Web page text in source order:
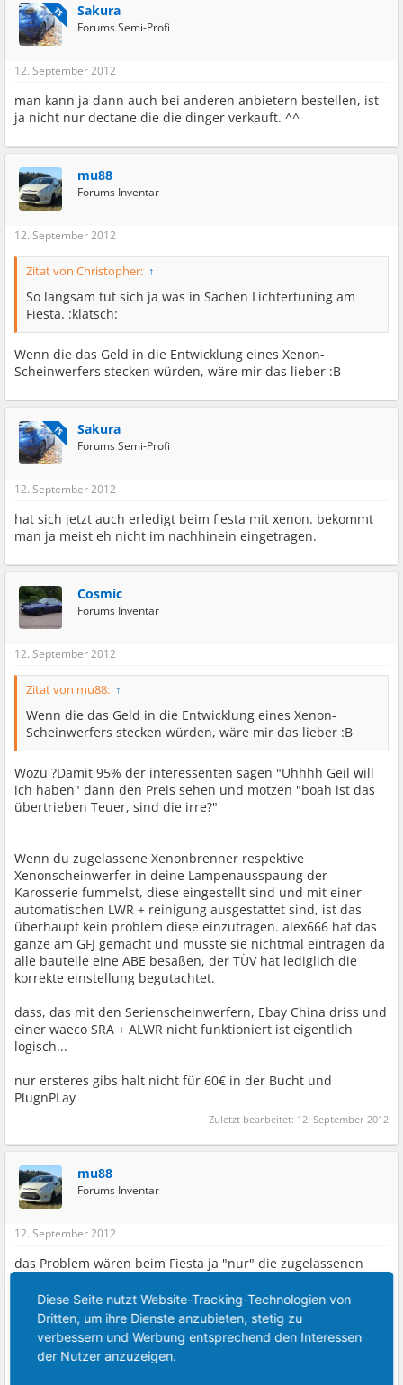
TS Sakura
Forums Semi-Profi
12. September 2012
man kann ja dann auch bei anderen anbietern bestellen, ist
ja nicht nur dectane die die dinger verkauft. ^^
mu88
Forums Inventar
12. September 2012
Zitat von Christopher: ↑
So langsam tut sich ja was in Sachen Lichtertuning am
Fiesta. :klatsch:
Wenn die das Geld in die Entwicklung eines Xenon-
Scheinwerfers stecken würden, wäre mir das lieber :B
TS Sakura
Forums Semi-Profi
12. September 2012
hat sich jetzt auch erledigt beim fiesta mit xenon. bekommt
man ja meist eh nicht im nachhinein eingetragen.
Cosmic
Forums Inventar
12. September 2012
Zitat von mu88: ↑
Wenn die das Geld in die Entwicklung eines Xenon-
Scheinwerfers stecken würden, wäre mir das lieber :B
Wozu ?Damit 95% der interessenten sagen "Uhhhh Geil will
ich haben" dann den Preis sehen und motzen "boah ist das
übertrieben Teuer, sind die irre?"
Wenn du zugelassene Xenonbrenner respektive
Xenonscheinwerfer in deine Lampenausspaung der
Karosserie fummelst, diese eingestellt sind und mit einer
automatischen LWR + reinigung ausgestattet sind, ist das
überhaupt kein problem diese einzutragen. alex666 hat das
ganze am GFJ gemacht und musste sie nichtmal eintragen da
alle bauteile eine ABE besaßen, der TÜV hat lediglich die
korrekte einstellung begutachtet.
dass, das mit den Serienscheinwerfern, Ebay China driss und
einer waeco SRA + ALWR nicht funktioniert ist eigentlich
logisch...
nur ersteres gibs halt nicht für 60€ in der Bucht und
PlugnPLay
Zuletzt bearbeitet: 12. September 2012
mu88
Forums Inventar
12. September 2012
das Problem wären beim Fiesta ja "nur" die zugelassenen
besorgen, wo ich auch mal eine ansprechende Qualität
unterstelle.
Aber ich möchte bei mir keine Scheinwerfer vom Focus oder
sonst einem anderen Auto einbauen und dann Kotflügel,
Front und Motorhaube zurechtschustern, sondern
Diese Seite nutzt Website-Tracking-Technologien von
Dritten, um ihre Dienste anzubieten, stetig zu
verbessern und Werbung entsprechend den Interessen
der Nutzer anzuzeigen.